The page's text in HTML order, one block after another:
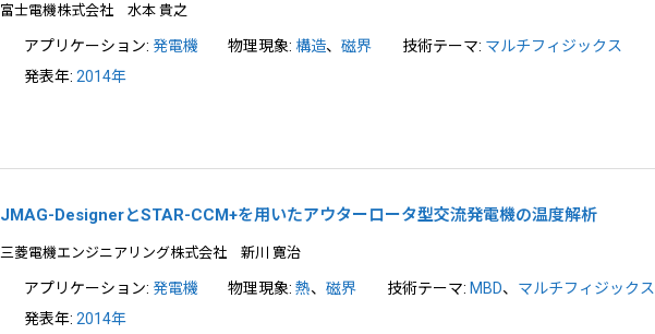
富士電機株式会社 水本 貴之
アプリケーション: 発電機 物理現象: 構造、磁界 技術テーマ: マルチフィジックス
発表年: 2014年
JMAG-DesignerとSTAR-CCM+を用いたアウターロータ型交流発電機の温度解析
三菱電機エンジニアリング株式会社 新川 寛治
アプリケーション: 発電機 物理現象:熱、磁界 技術テーマ: MBD、 マルチフィジックス
発表年: 2014年